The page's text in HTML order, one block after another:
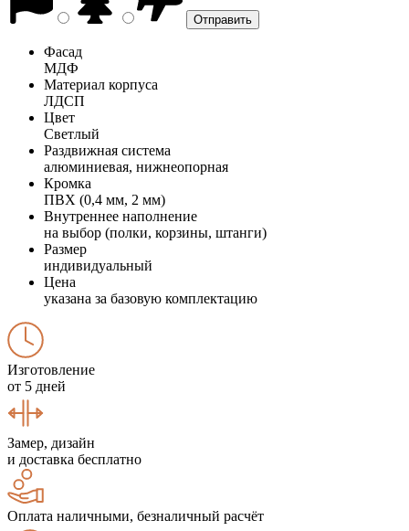
Фасад
МДФ
Материал корпуса
ЛДСП
Цвет
Светлый
Раздвижная система
алюминиевая, нижнеопорная
Кромка
ПВХ (0,4 мм, 2 мм)
Внутреннее наполнение
на выбор (полки, корзины, штанги)
Размер
индивидуальный
Цена
указана за базовую комплектацию
Изготовление
от 5 дней
Замер, дизайн
и доставка бесплатно
Оплата наличными, безналичный расчёт